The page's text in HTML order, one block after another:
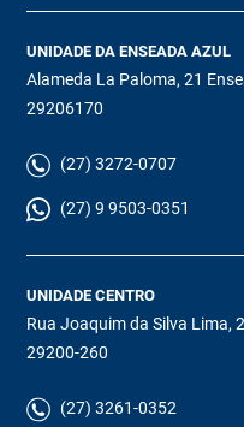
UNIDADE DA ENSEADA AZUL
Alameda La Paloma, 21
29206170
(27) 3272-0707
(27) 9 9503-0351
UNIDADE CENTRO
Rua Joaquim da Silva Lima,
29200-260
(27) 3261-0352